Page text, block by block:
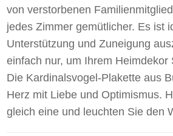
von verstorbenen
jedes Zimmer gemütlicher. Es ist
Unterstützung und Zuneigung
einfach nur, um Ihrem Heimdekor
Die Kardinalsvogel-Plakette aus
Herz mit Liebe und Optimismus.
gleich eine und leuchten Sie den